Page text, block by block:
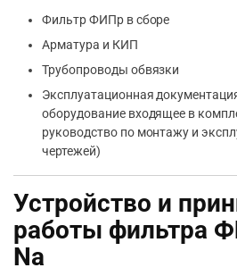
Фильтр ФИПр в сборе
Арматура и КИП
Трубопроводы обвязки
Эксплуатационная
оборудование входящее в
руководство по монтажу и
чертежей)
Устройство и
работы фильтра
Na